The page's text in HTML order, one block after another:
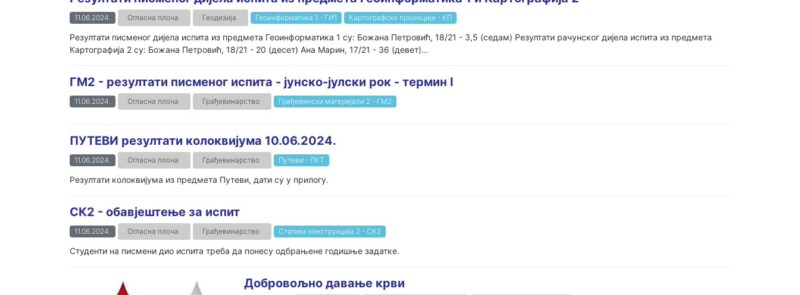
11.06.2024. Огласна плоча Геодезија Геоинформатика 1 - ГИ1 Картографске пројекције - КП
Резултати писменог дијела испита из предмета Геоинформатика 1 су: Божана Петровић, 18/21 - 3,5 (седам) Резултати рачунског дијела испита из предмета
Картографија 2 су: Божана Петровић, 18/21 - 20 (десет) Ана Марин, 17/21 - 36 (девет)...
ГМ2 - резултати писменог испита - jунско-јулски рок - термин I
11.06.2024. Огласна плоча Грађевинарство Грађевински материјали 2 - ГМ2
ПУТЕВИ резултати колоквијума 10.06.2024.
11.06.2024. Огласна плоча Грађевинарство Путеви - ПУТ
Резултати колоквијума из предмета Путеви, дати су у прилогу.
СК2 - обавјештење за испит
11.06.2024. Огласна плоча Грађевинарство Статика конструкција 2 - СК2
Студенти на писмени дио испита треба да понесу одбрањене годишње задатке.
Добровољно давање крви